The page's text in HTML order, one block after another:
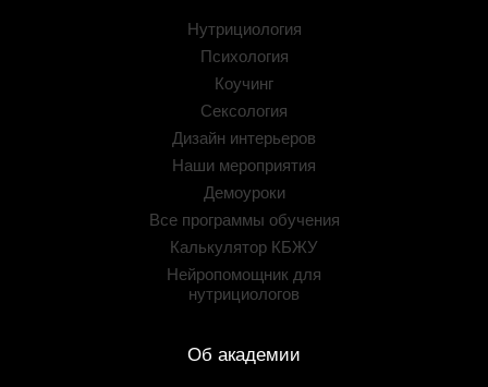
Нутрициология
Психология
Коучинг
Сексология
Дизайн интерьеров
Наши мероприятия
Демоуроки
Все программы обучения
Калькулятор КБЖУ
Нейропомощник для
нутрициологов
Об академии